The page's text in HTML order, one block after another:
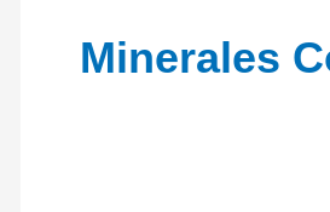
Minerales